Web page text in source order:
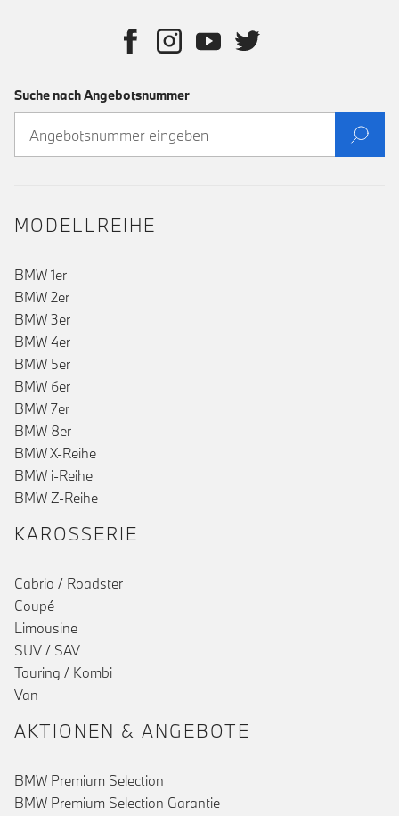
Suche nach Angebotsnummer
MODELLREIHE
BMW 1er
BMW 2er
BMW 3er
BMW 4er()
BMW 5er
BMW 6er
BMW 7er
BMW 8er
BMW X-Reihe
BMW i-Reihe
BMW Z-Reihe
KAROSSERIE
Cabrio / Roadster
Coupé
Limousine
SUV / SAV
Touring / Kombi
Van
AKTIONEN & ANGEBOTE
BMW Premium Selection
BMW Premium Selection Garantie